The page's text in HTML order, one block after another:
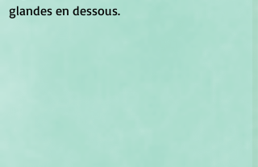
glandes en dessous.